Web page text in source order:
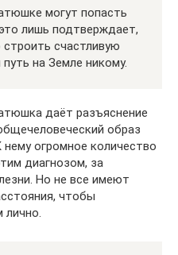
могут попасть
лишь подтверждает,
счастливую
на Земле никому.
даёт разъяснение
образ
огромное количество
диагнозом, за
Но не все имеют
чтобы
лично.